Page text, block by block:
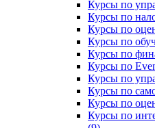
Курсы по
Курсы по
Курсы по
Курсы по
Курсы по
Курсы по
Курсы по
Курсы по
Курсы по
Курсы по